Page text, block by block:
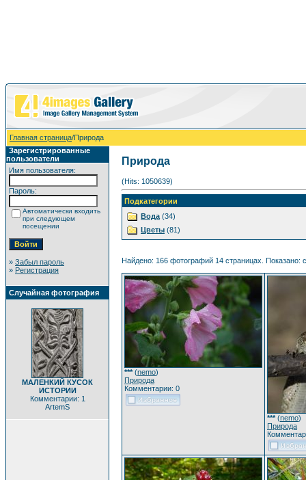
Главная страница/Природа
Зарегистрированные
пользователи
Имя пользователя:
Пароль:
Автоматически входить
при следующем
посещении
» Забыл пароль
» Регистрация
Случайная фотография
МАЛЕНКИЙ КУСОК
ИСТОРИИ
Комментарии: 1
ArtemS
Природа
(Hits: 1050639)
Подкатегории
Вода (34)
Цветы (81)
Найдено: 166 фотографий 14 страницах. Показано:
***(nemo)
Природа
Комментарии: 0
***(nemo)
Природа